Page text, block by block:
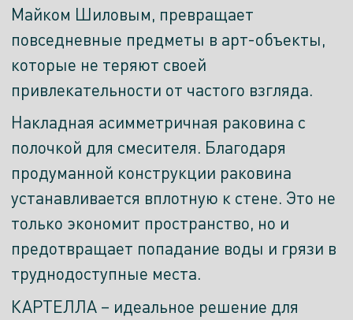
Майком Шиловым, превращает
повседневные предметы в арт-объекты,
которые не теряют своей
привлекательности от частого взгляда.
Накладная асимметричная раковина с
полочкой для смесителя. Благодаря
продуманной конструкции раковина
устанавливается вплотную к стене. Это не
только экономит пространство, но и
предотвращает попадание воды и грязи в
труднодоступные места.
КАРТЕЛЛА – идеальное решение для